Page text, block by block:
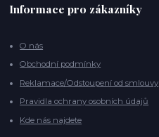
Informace pro zákazníky
O nás
Obchodní podmínky
Reklamace/Odstoupení od smlouvy
Pravidla ochrany osobních údajů
Kde nás najdete